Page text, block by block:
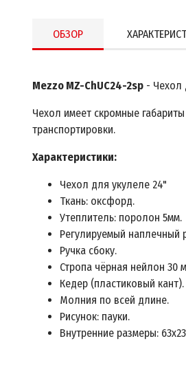
ОБЗОР
Mezzo MZ-ChUC24-2sp - Чехол
Чехол имеет скромные
транспортировки.
Характеристики:
Чехол для укулеле 24"
Ткань: оксфорд.
Утеплитель: поролон 5мм.
Регулируемый наплечный
Ручка сбоку.
Стропа чёрная нейлон 30
Кедер (пластиковый кант).
Молния по всей длине.
Рисунок: пауки.
Внутренние размеры: